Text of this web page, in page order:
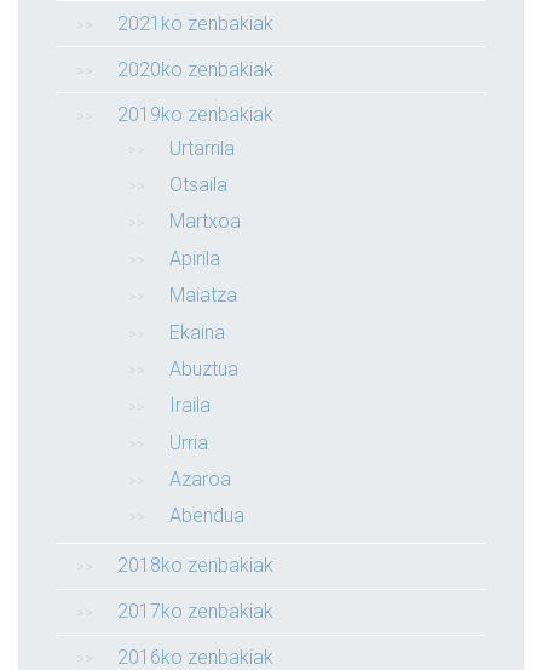
2021ko zenbakiak
2020ko zenbakiak
2019ko zenbakiak
Urtarrila
Otsaila
Martxoa
Apirila
Maiatza
Ekaina
Abuztua
Iraila
Urria
Azaroa
Abendua
2018ko zenbakiak
2017ko zenbakiak
2016ko zenbakiak